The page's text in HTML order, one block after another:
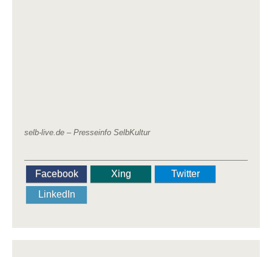
selb-live.de – Presseinfo SelbKultur
Facebook Xing
Twitter
LinkedIn